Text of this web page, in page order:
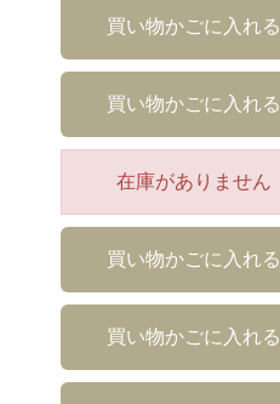
買い物かごに入れる
買い物かごに入れる
在庫がありません
買い物かごに入れる
買い物かごに入れる